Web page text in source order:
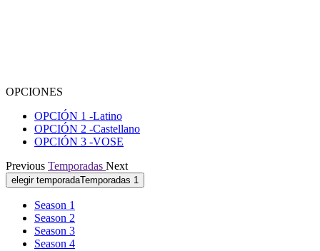
OPCIONES
OPCIÓN 1 -Latino
OPCIÓN 2 -Castellano
OPCIÓN 3 -VOSE
Previous Temporadas Next
elegir temporadaTemporadas 1
Season 1
Season 2
Season 3
Season 4